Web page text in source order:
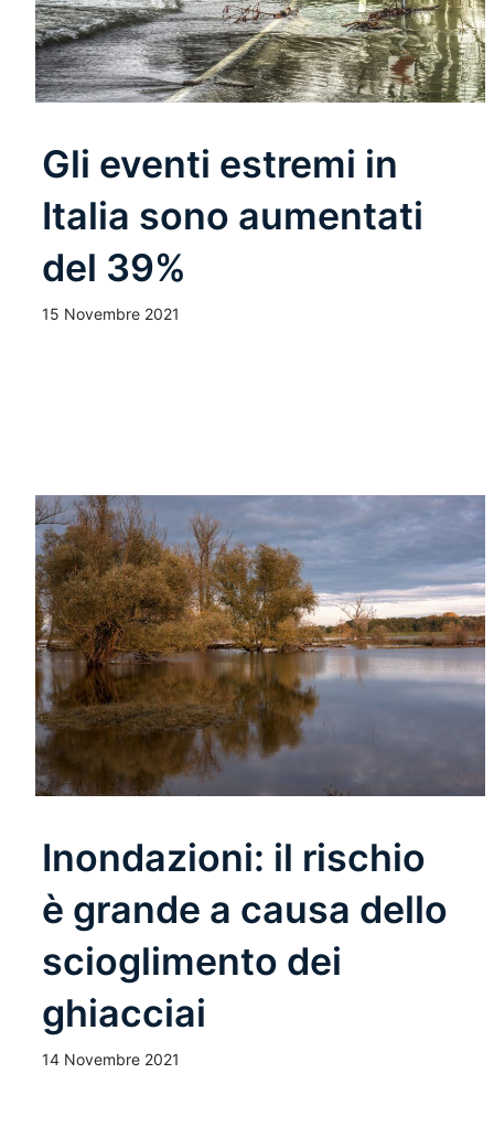
Gli eventi estremi in
Italia sono aumentati
del 39%
15 Novembre 2021
Inondazioni: il rischio
è grande a causa dello
scioglimento dei
ghiacciai
14 Novembre 2021